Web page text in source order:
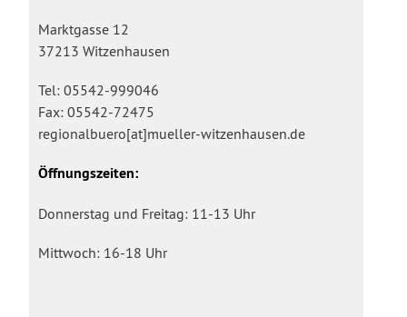
Marktgasse 12
37213 Witzenhausen
Tel: 05542-999046
Fax: 05542-72475
regionalbuero[at]mueller-witzenhausen.de
Öffnungszeiten:
Donnerstag und Freitag: 11-13 Uhr
Mittwoch: 16-18 Uhr